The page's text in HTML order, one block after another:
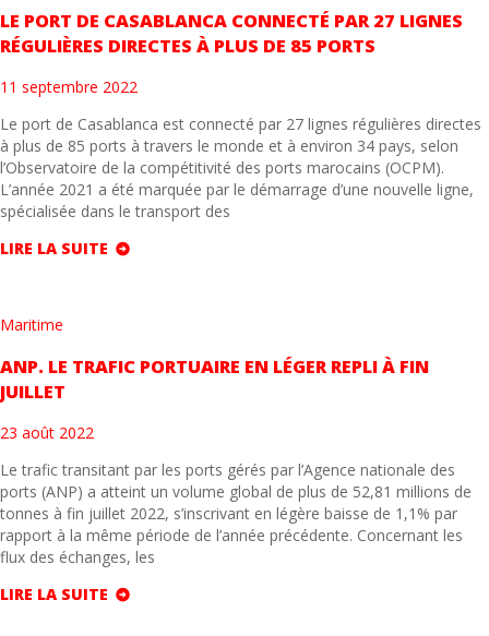
LE PORT DE CASABLANCA CONNECTÉ PAR 27 LIGNES
RÉGULIÈRES DIRECTES À PLUS DE 85 PORTS
11 septembre 2022
Le port de Casablanca est connecté par 27 lignes régulières directes
à plus de 85 ports à travers le monde et à environ 34 pays, selon
l’Observatoire de la compétitivité des ports marocains (OCPM).
L’année 2021 a été marquée par le démarrage d’une nouvelle ligne,
spécialisée dans le transport des
LIRE LA SUITE
Maritime
ANP. LE TRAFIC PORTUAIRE EN LÉGER REPLI À FIN
JUILLET
23 août 2022
Le trafic transitant par les ports gérés par l’Agence nationale des
ports (ANP) a atteint un volume global de plus de 52,81 millions de
tonnes à fin juillet 2022, s’inscrivant en légère baisse de 1,1% par
rapport à la même période de l’année précédente. Concernant les
flux des échanges, les
LIRE LA SUITE